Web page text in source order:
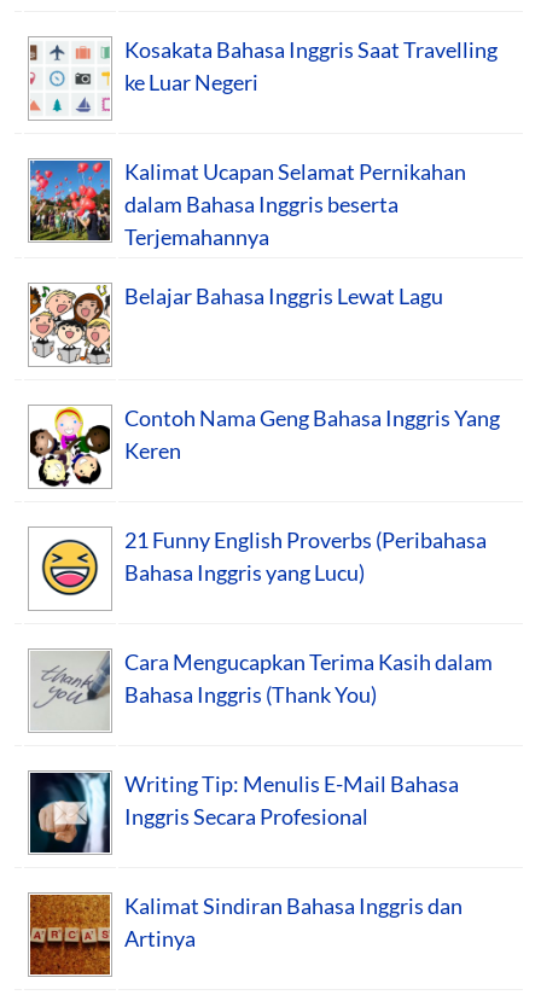
Kosakata Bahasa Inggris Saat Travelling
ke Luar Negeri
Kalimat Ucapan Selamat Pernikahan
dalam Bahasa Inggris beserta
Terjemahannya
Belajar Bahasa Inggris Lewat Lagu
Contoh Nama Geng Bahasa Inggris Yang
Keren
21 Funny English Proverbs (Peribahasa
Bahasa Inggris yang Lucu)
Cara Mengucapkan Terima Kasih dalam
Bahasa Inggris (Thank You)
Writing Tip: Menulis E-Mail Bahasa
Inggris Secara Profesional
Kalimat Sindiran Bahasa Inggris dan
Artinya